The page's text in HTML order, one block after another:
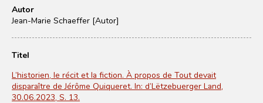
Autor
Jean-Marie Schaeffer [Autor]
Titel
L’historien, le récit et la fiction. À propos de Tout devait
disparaître de Jérôme Quiqueret. In: d’Lëtzebuerger Land,
30.06.2023, S. 13.